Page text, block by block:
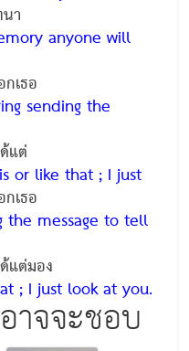
า
anyone will
เธอ
sending the
แต่
or like that ; I just
เธอ
the message to tell
แต่มอง
; I just look at you.
จจะชอบ